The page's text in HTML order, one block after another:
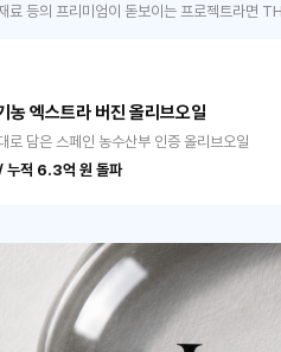
료 등의 프리미엄이 돋보이는 프로젝트라면
농 엑스트라 버진 올리브오일
로 담은 스페인 농수산부 인증 올리브오일
누적 6.3억 원 돌파